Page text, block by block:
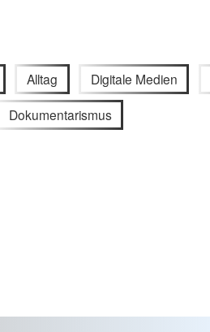
Alltag Digitale Medien
Dokumentarismus